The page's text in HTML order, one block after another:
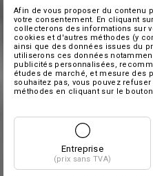
Afin de vous proposer du contenu
votre consentement. En cliquant
collecterons des informations sur
cookies et d'autres méthodes (y
ainsi que des données issues du
utiliserons ces données
publicités personnalisées,
études de marché, et mesure des
souhaitez pas, vous pouvez
méthodes en cliquant sur le bouton
Entreprise
(prix sans TVA)